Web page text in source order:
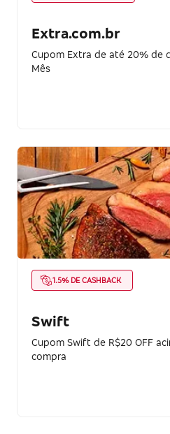
Extra.com.br
Cupom Extra de até 20% de
Mês
1.5% DE CASHBACK
Swift
Cupom Swift de R$20 OFF
compra